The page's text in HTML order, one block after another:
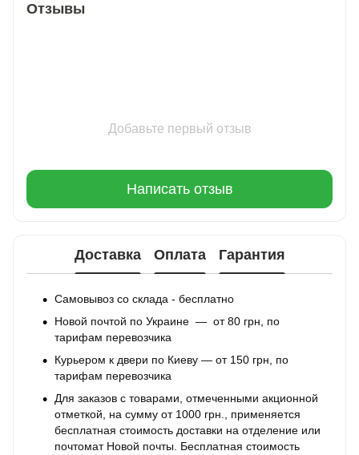
Отзывы
Добавьте первый отзыв
Написать отзыв
Доставка Оплата Гарантия
Самовывоз со склада - бесплатно
Новой почтой по Украине — от 80 грн, по
тарифам перевозчика
Курьером к двери по Киеву — от 150 грн, по
тарифам перевозчика
Для заказов с товарами, отмеченными акционной
отметкой, на сумму от 1000 грн., применяется
бесплатная стоимость доставки на отделение или
почтомат Новой почты. Бесплатная стоимость